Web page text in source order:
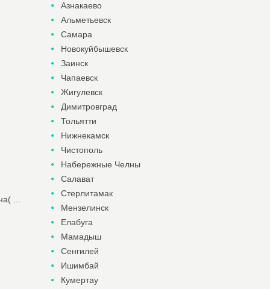
...
Азнакаево
Альметьевск
Самара
Новокуйбышевск
Заинск
Чапаевск
Жигулевск
Димитровград
Тольятти
Нижнекамск
Чистополь
Набережные Челны
Салават
Стерлитамак
Мензелинск
Елабуга
Мамадыш
Сенгилей
Ишимбай
Кумертау